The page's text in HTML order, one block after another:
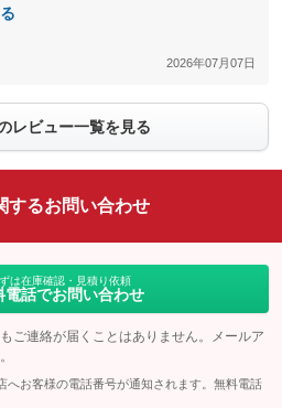
2026年07月07日
レビュー一覧を見る
するお問い合わせ
は在庫確認・見積り依頼
電話でお問い合わせ
ご連絡が届くことはありません。メールア
お客様の電話番号が通知されます。無料電話